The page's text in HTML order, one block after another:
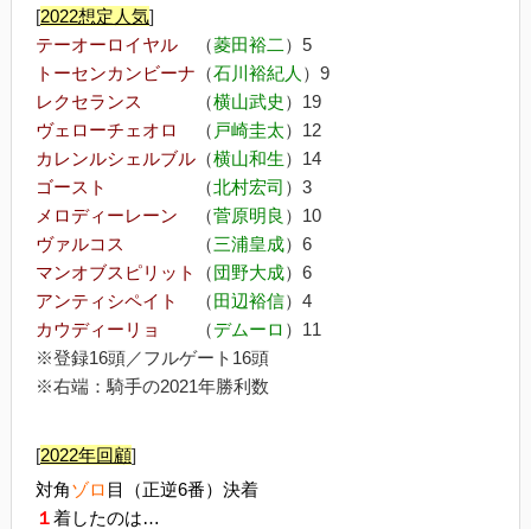
[2022想定人気]
テーオーロイヤル
（菱田裕二 ）5
トーセンカンビーナ （石川裕紀人 ）9
レクセランス
（横山武史 ）19
ヴェローチェオロ
（ 戸崎圭太）12
カレンルシェルブル（横山和生）14
ゴースト
（北村宏司 ）3
メロディーレーン
（菅原明良 ）10
ヴァルコス
（三浦皇成）6
マンオブスピリット
（団野大成）6
アンティシペイト
（田辺裕信）4
カウディーリョ
（デムーロ ）11
※登録16頭／フルゲート16頭
※右端：騎手の2021年勝利数
[2022年回顧]
対角ゾロ 目（正逆6番）決着
１着したのは…